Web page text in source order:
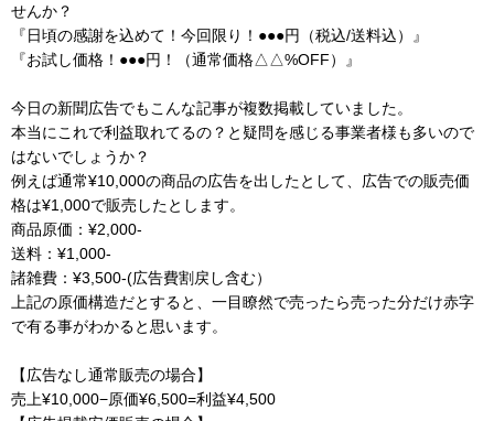
せんか？
『日頃の感謝を込めて！今回限り！●●●円（税込/送料込）』
『お試し価格！●●●円！（通常価格△△%OFF）』
今日の新聞広告でもこんな記事が複数掲載していました。
本当にこれで利益取れてるの？と疑問を感じる事業者様も多いので
はないでしょうか？
例えば通常¥10,000の商品の広告を出したとして、広告での販売価
格は¥1,000で販売したとします。
商品原価：¥2,000-
送料：¥1,000-
諸雑費：¥3,500-(広告費割戻し含む）
上記の原価構造だとすると、一目瞭然で売ったら売った分だけ赤字
で有る事がわかると思います。
【広告なし通常販売の場合】
売上¥10,000−原価¥6,500=利益¥4,500